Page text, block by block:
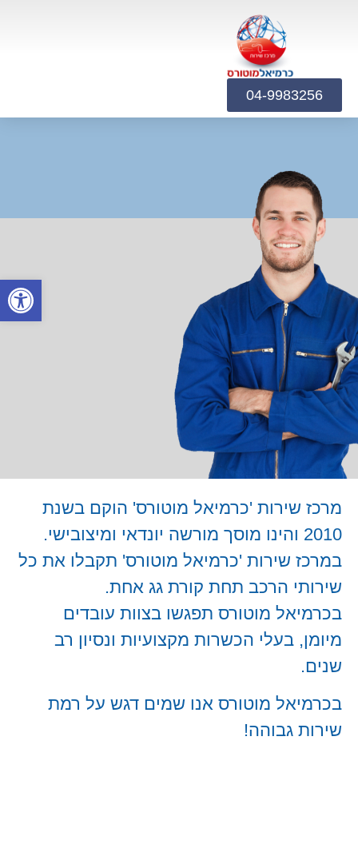
04-9983256
מרכז שירות 'כרמיאל מוטורס' הוקם בשנת
2010 והינו מוסך מורשה יונדאי ומיצובישי.
במרכז שירות 'כרמיאל מוטורס' תקבלו את כל
שירותי הרכב תחת קורת גג אחת.
בכרמיאל מוטורס תפגשו בצוות עובדים
מיומן, בעלי הכשרות מקצועיות ונסיון רב
שנים.
בכרמיאל מוטורס אנו שמים דגש על רמת
שירות גבוהה!